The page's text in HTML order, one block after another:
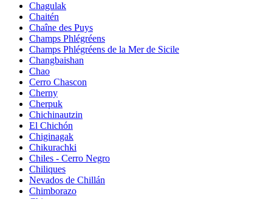
Chagulak
Chaitén
Chaîne des Puys
Champs Phlégréens
Champs Phlégréens de la Mer de Sicile
Changbaishan
Chao
Cerro Chascon
Cherny
Cherpuk
Chichinautzin
El Chichón
Chiginagak
Chikurachki
Chiles - Cerro Negro
Chiliques
Nevados de Chillán
Chimborazo